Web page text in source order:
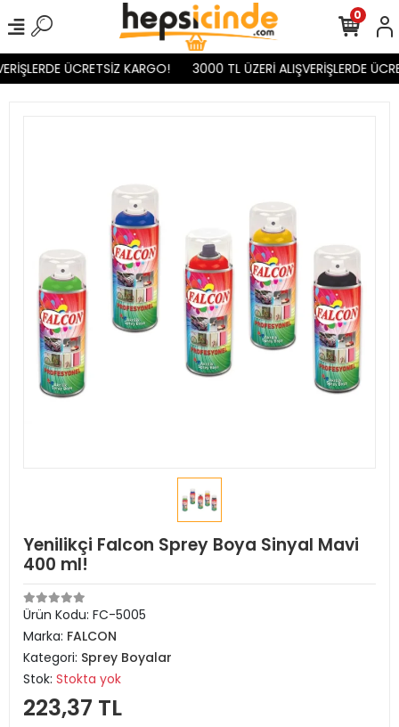
ÜCRETSİZ KARGO! 3000 TL ÜZERİ ALIŞVERİŞLERDE
0
Yenilikçi Falcon Sprey Boya Sinyal Mavi
400 ml!
Ürün Kodu: FC-5005
Marka: FALCON
Kategori: Sprey Boyalar
Stok: Stokta yok
223,37 TL